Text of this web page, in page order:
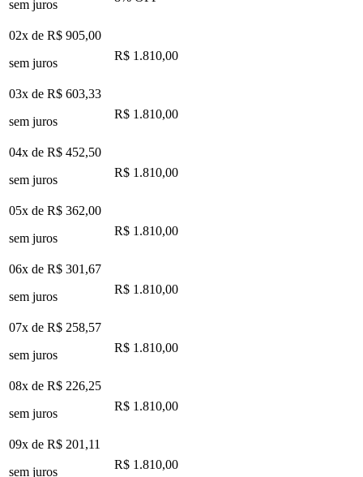
sem juros
02x de R$ 905,00
sem juros
R$ 1.810,00
03x de R$ 603,33
sem juros
R$ 1.810,00
04x de R$ 452,50
sem juros
R$ 1.810,00
05x de R$ 362,00
sem juros
R$ 1.810,00
06x de R$ 301,67
sem juros
R$ 1.810,00
07x de R$ 258,57
sem juros
R$ 1.810,00
08x de R$ 226,25
sem juros
R$ 1.810,00
09x de R$ 201,11
sem juros
R$ 1.810,00